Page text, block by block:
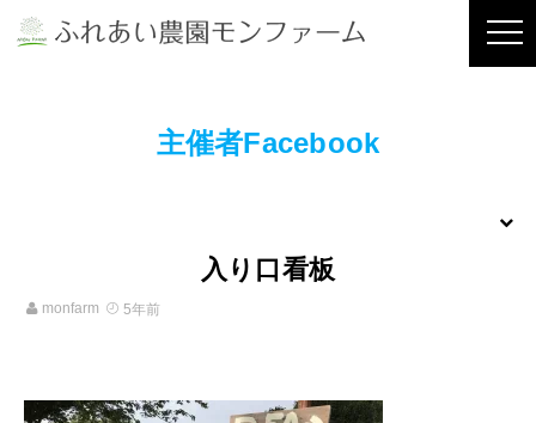
主催者Facebook
入り口看板
monfarm 5年前